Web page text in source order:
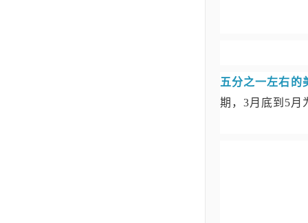
五分之一左右的
期，3月底到5月